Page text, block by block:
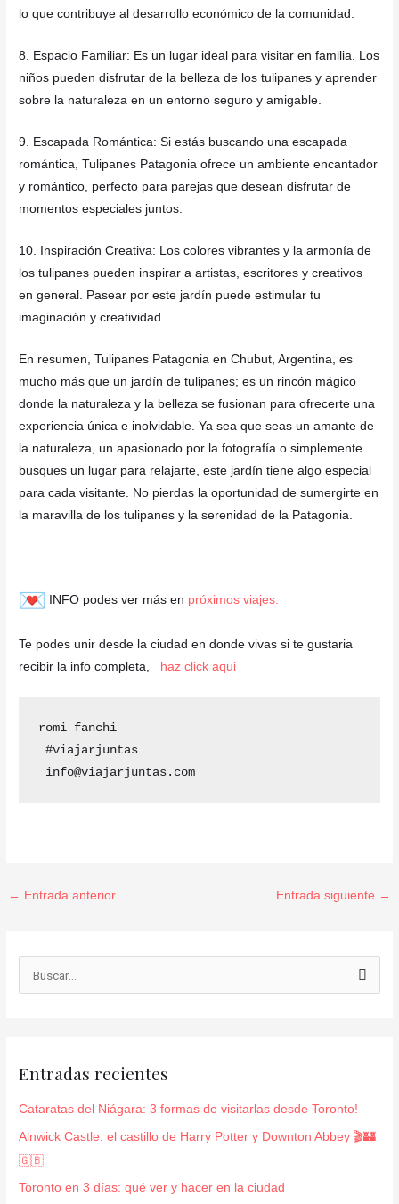
a
:
Entradas recientes
Cataratas del Niágara: 3 formas de visitarlas desde Toronto!
Alnwick Castle: el castillo de Harry Potter y Downton Abbey 🎬🏰
🇬🇧
Toronto en 3 días: qué ver y hacer en la ciudad
lo que contribuye al desarrollo económico de la comunidad.
8. Espacio Familiar: Es un lugar ideal para visitar en familia. Los
niños pueden disfrutar de la belleza de los tulipanes y aprender
sobre la naturaleza en un entorno seguro y amigable.
9. Escapada Romántica: Si estás buscando una escapada
romántica, Tulipanes Patagonia ofrece un ambiente encantador
y romántico, perfecto para parejas que desean disfrutar de
momentos especiales juntos.
10. Inspiración Creativa: Los colores vibrantes y la armonía de
los tulipanes pueden inspirar a artistas, escritores y creativos
en general. Pasear por este jardín puede estimular tu
imaginación y creatividad.
En resumen, Tulipanes Patagonia en Chubut, Argentina, es
mucho más que un jardín de tulipanes; es un rincón mágico
donde la naturaleza y la belleza se fusionan para ofrecerte una
experiencia única e inolvidable. Ya sea que seas un amante de
la naturaleza, un apasionado por la fotografía o simplemente
busques un lugar para relajarte, este jardín tiene algo especial
para cada visitante. No pierdas la oportunidad de sumergirte en
la maravilla de los tulipanes y la serenidad de la Patagonia.
INFO podes ver más en próximos viajes.
Te podes unir desde la ciudad en donde vivas si te gustaria
recibir la info completa,
haz click aqui
romi fanchi
info@viajarjuntas.com
← Entrada anterior Entrada siguiente →